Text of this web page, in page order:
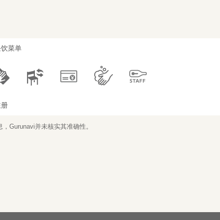
菜单
Gurunavi并未核实其准确性。